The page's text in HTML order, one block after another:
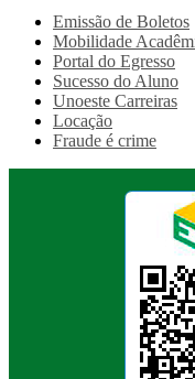
Emissão de Boletos
Mobilidade
Portal do Egresso
Sucesso do Aluno
Unoeste Carreiras
Locação
Fraude é crime